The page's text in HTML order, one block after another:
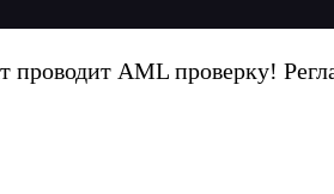
AML проверку!